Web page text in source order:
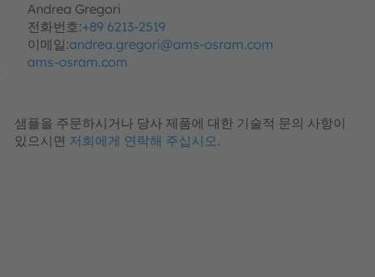
Andrea Gregori
전화번호:+89 6213-2519
이메일:andrea.gregori@ams-osram.com
ams-osram.com
샘플을 주문하시거나 당사 제품에 대한 기술적 문의 사항이
있으시면 저희에게 연락해 주십시오.